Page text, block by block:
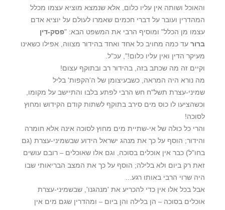
והאוכל ושותה אין עליו כלום, אלא שנמצא מוציא עצמו מכלל
המהדרין ועובר על דברי חכמים שאמרו לעולם על יוציא אדם
עצמו מן הכלל" ומוסיף הרבי את המשפט הבא: "פסק-דין
ברור עד כמה מחויב כל אחד ואחד בהידור מצווה, אפילו כשאינו
מעיקר הדין ואין עליו כלום!", עכ"ל.
וקיים זה מה שכתב בזה, בהידור רב ובתוקף עצום!
מה נורא היה המראה, כשבעיצומן של ה'הקפות' בליל
שמיני-עצרת תשל"ח חש הרבי לפתע בלבו והתיישב על מקומו,
וכשהציעו לו כוס מים סירב בתוקף לשתות קודם הקידוש ומחוץ
לסוכה!
והרי כל כולה של אי-שתיית מים מחוץ לסוכה אינה אלא חומרה
והידור; הוסף על כך את מנהג ישראל הידוע שבשמיני-עצרת (גם
בחו"ל) כבר אין אוכלים בסוכה, וגם אלו שאוכלים– רובם עושים
זאת רק ביום ולא בלילה; הוסף על כך את המצב הבריאותי שבו
היה שרוי הרבי באותו רגע...
אבל בכל אלו אין כדי להכריע את 'מנהגנו', שבשמיני-עצרת
אוכלים בסוכה– הן בלילה והן ביום– ומהדרין שגם מים אין